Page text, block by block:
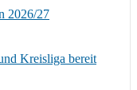
2026/27
Kreisliga bereit